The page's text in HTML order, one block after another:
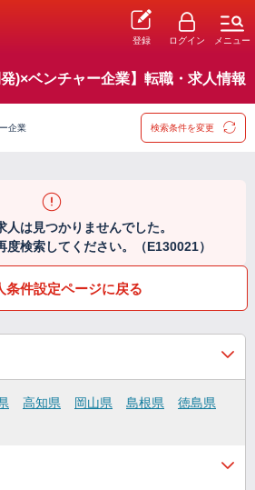
登録 ログイン メニュー
)×ベンチャー企業】転職・求人情報
企業 検索条件を変更
人は見つかりませんでした。
度検索してください。（E130021）
条件設定ページに戻る
高知県 岡山県 島根県
徳島県